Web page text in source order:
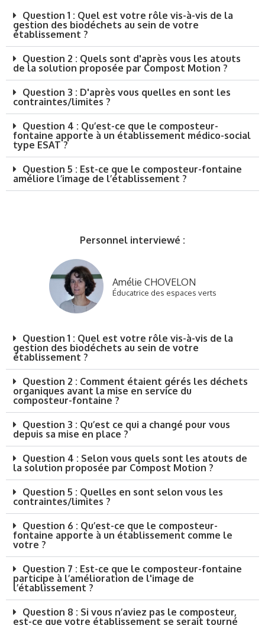
Question 1 : Quel est votre rôle vis-à-vis de la
gestion des biodéchets au sein de votre
établissement ?
Question 2 : Quels sont d'après vous les atouts
de la solution proposée par Compost Motion ?
Question 3 : D'après vous quelles en sont les
contraintes/limites ?
Question 4 : Qu’est-ce que le composteur-
fontaine apporte à un établissement médico-social
type ESAT ?
Question 5 : Est-ce que le composteur-fontaine
améliore l’image de l’établissement ?
Personnel interviewé :
Amélie CHOVELON
Éducatrice des espaces verts
Question 1 : Quel est votre rôle vis-à-vis de la
gestion des biodéchets au sein de votre
établissement ?
Question 2 : Comment étaient gérés les déchets
organiques avant la mise en service du
composteur-fontaine ?
Question 3 : Qu’est ce qui a changé pour vous
depuis sa mise en place ?
Question 4 : Selon vous quels sont les atouts de
la solution proposée par Compost Motion ?
Question 5 : Quelles en sont selon vous les
contraintes/limites ?
Question 6 : Qu’est-ce que le composteur-
fontaine apporte à un établissement comme le
votre ?
Question 7 : Est-ce que le composteur-fontaine
participe à l’amélioration de l'image de
l’établissement ?
Question 8 : Si vous n’aviez pas le composteur,
est-ce que votre établissement se serait tourné